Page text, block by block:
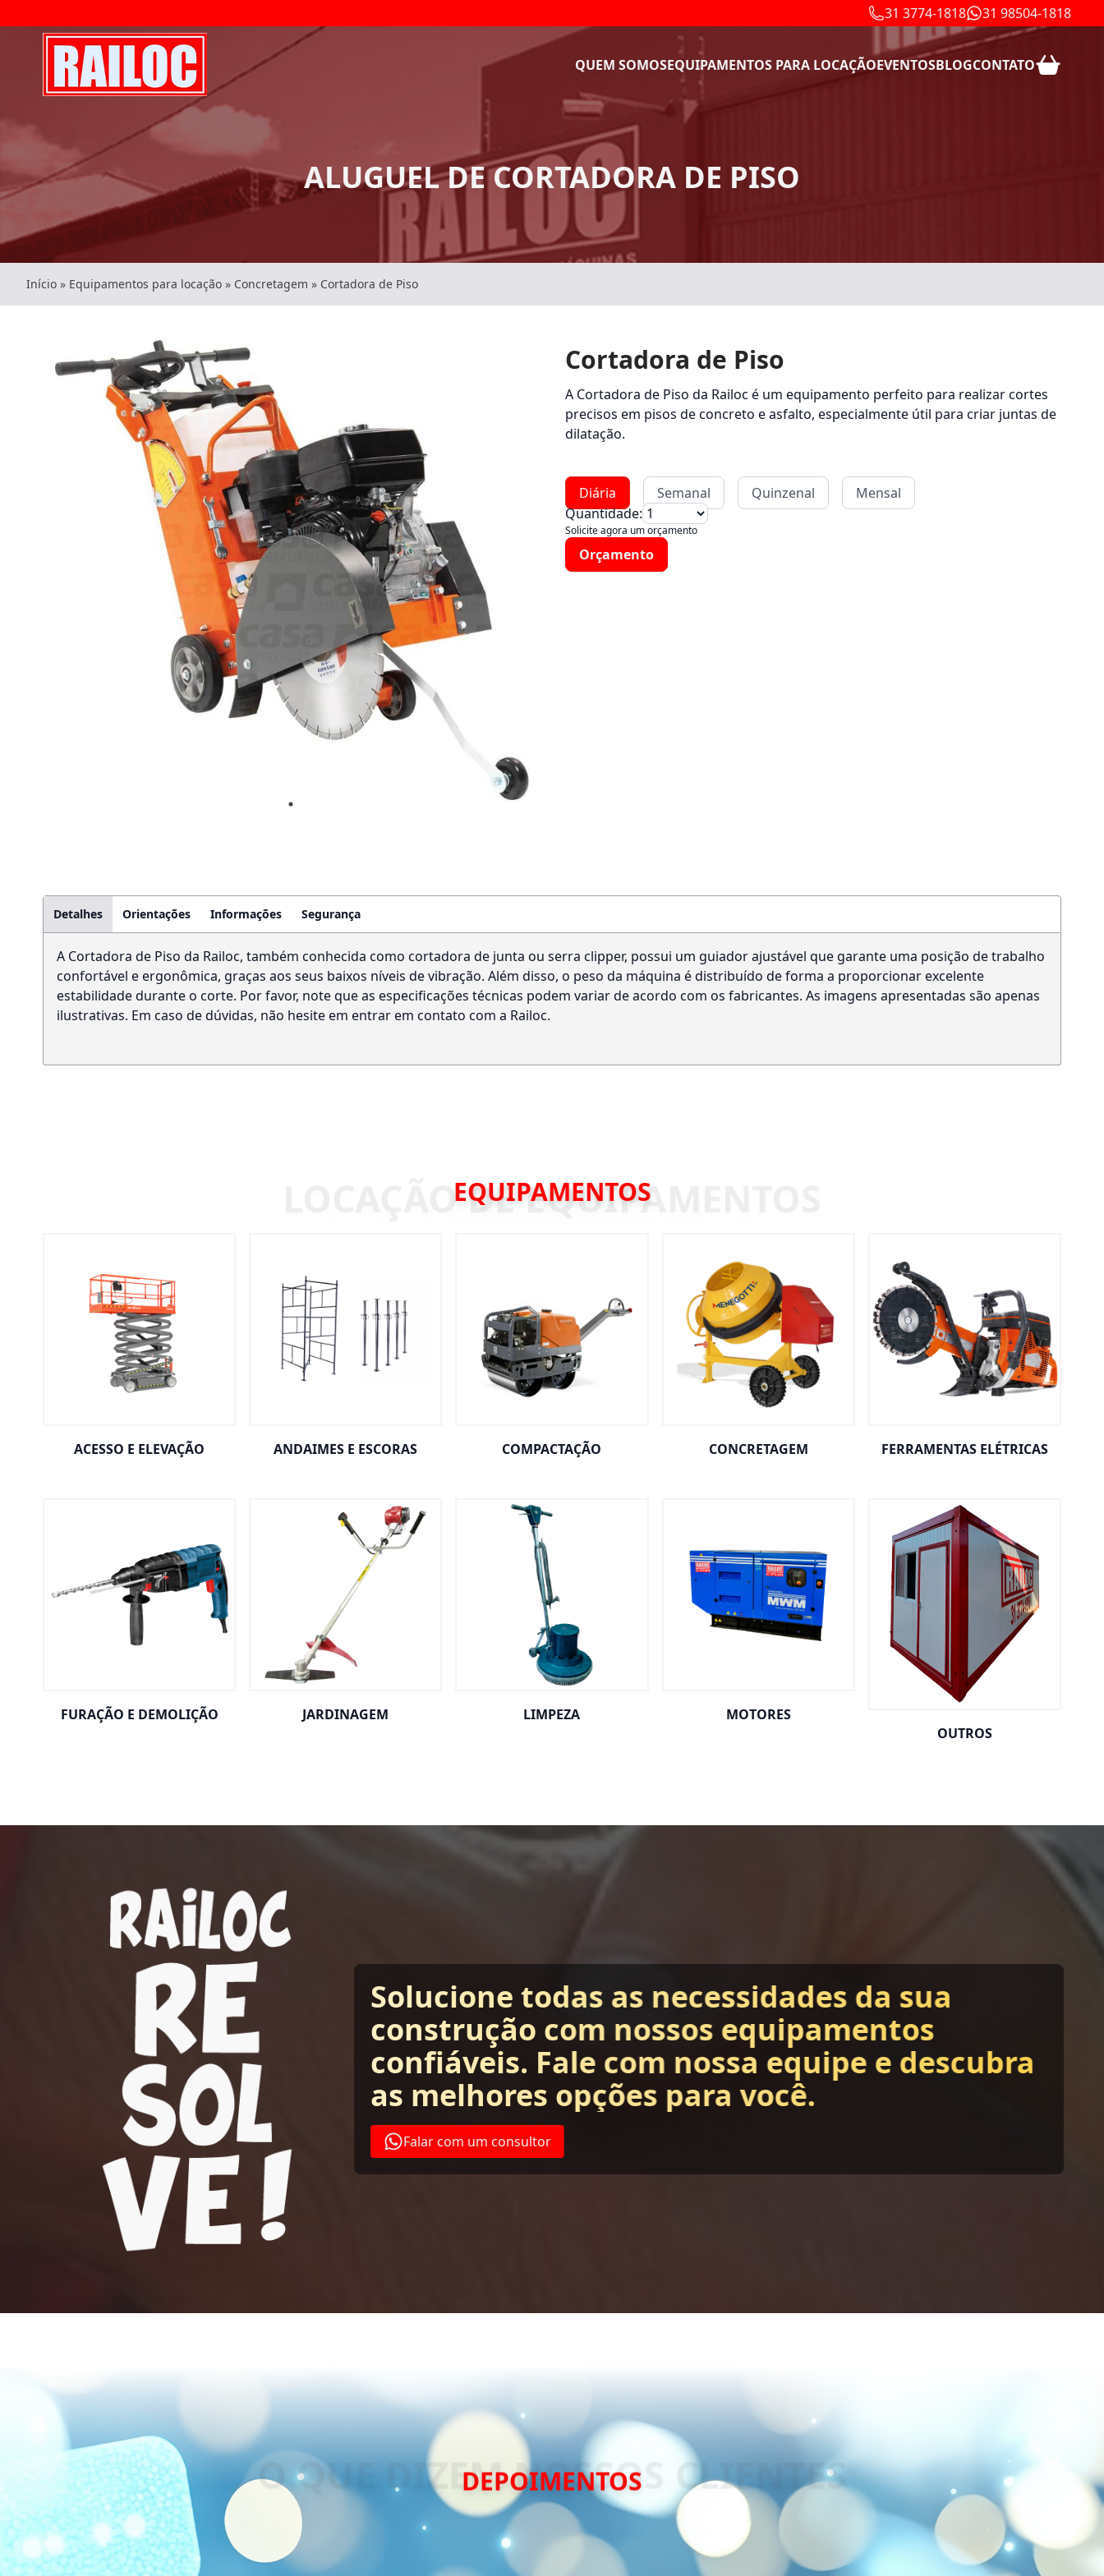
31 3774-1818 31 98504-1818
QUEM SOMOSEQUIPAMENTOS PARA LOCAÇÃOEVENTOSBLOGCONTATO
ALUGUEL DE CORTADORA DE PISO
Início » Equipamentos para locação » Concretagem » Cortadora de Piso
Cortadora de Piso
A Cortadora de Piso da Railoc é um equipamento perfeito para realizar cortes
precisos em pisos de concreto e asfalto, especialmente útil para criar juntas de
dilatação.
Diária Semanal Quinzenal
Mensal
Quantidade:
Solicite agora um orçamento
Orçamento
Detalhes Orientações Informações Segurança
A Cortadora de Piso da Railoc, também conhecida como cortadora de junta ou serra clipper, possui um guiador ajustável que garante uma posição de trabalho
confortável e ergonômica, graças aos seus baixos níveis de vibração. Além disso, o peso da máquina é distribuído de forma a proporcionar excelente
estabilidade durante o corte. Por favor, note que as especificações técnicas podem variar de acordo com os fabricantes. As imagens apresentadas são apenas
ilustrativas. Em caso de dúvidas, não hesite em entrar em contato com a Railoc.
EQUIPAMENTOS
ACESSO E ELEVAÇÃO ANDAIMES E ESCORAS COMPACTAÇÃO CONCRETAGEM FERRAMENTAS ELÉTRICAS
FURAÇÃO E DEMOLIÇÃO JARDINAGEM LIMPEZA
MOTORES
OUTROS
Solucione todas as necessidades da sua
construção com nossos equipamentos
confiáveis. Fale com nossa equipe e descubra
as melhores opções para você.
Falar com um consultor
DEPOIMENTOS